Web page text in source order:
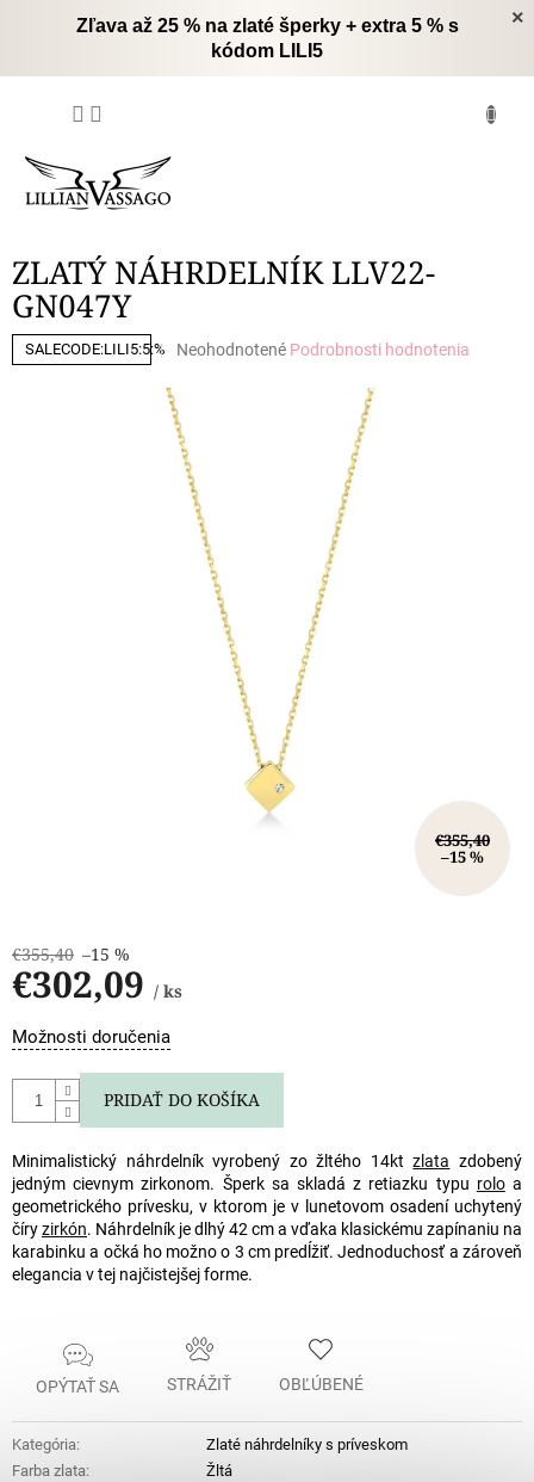
×
Zľava až 25 % na zlaté šperky + extra 5 % s
kódom LILI5
ZLATÝ NÁHRDELNÍK LLV22-
GN047Y
SALECODE:LILI5:5:%
Priemerné
produktu
je
0,0
z
hviezdičiek.
Neohodnotené Podrobnosti hodnotenia
€355,40
–15 %
€355,40 –15 %
€302,09 / ks
Jednotková
cena:
Možnosti doručenia
PRIDAŤ DO KOŠÍKA
Minimalistický náhrdelník vyrobený zo žltého 14ktzlata zdobený
jedným cievnym zirkonom. Šperk sa skladá z retiazku typu roloa
geometrického prívesku, v ktorom je v lunetovom osadení uchytený
číryzirkón. Náhrdelník je dlhý 42 cm a vďaka klasickému zapínaniu na
karabinku a očká ho možno o 3 cm predĺžiť. Jednoduchosť a zároveň
elegancia v tej najčistejšej forme.
OPÝTAŤ SA STRÁŽIŤ OBĽÚBENÉ
Kategória:
Zlaté náhrdelníky s príveskom
Farba zlata:
Žltá